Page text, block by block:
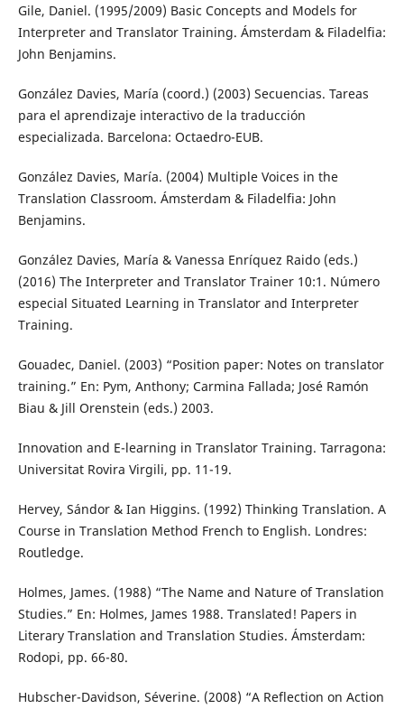
Gile, Daniel. (1995/2009) Basic Concepts and Models for
Interpreter and Translator Training. Ámsterdam & Filadelfia:
John Benjamins.
González Davies, María (coord.) (2003) Secuencias. Tareas
para el aprendizaje interactivo de la traducción
especializada. Barcelona: Octaedro-EUB.
González Davies, María. (2004) Multiple Voices in the
Translation Classroom. Ámsterdam & Filadelfia: John
Benjamins.
González Davies, María & Vanessa Enríquez Raido (eds.)
(2016) The Interpreter and Translator Trainer 10:1. Número
especial Situated Learning in Translator and Interpreter
Training.
Gouadec, Daniel. (2003) “Position paper: Notes on translator
training.” En: Pym, Anthony; Carmina Fallada; José Ramón
Biau & Jill Orenstein (eds.) 2003.
Innovation and E-learning in Translator Training. Tarragona:
Universitat Rovira Virgili, pp. 11-19.
Hervey, Sándor & Ian Higgins. (1992) Thinking Translation. A
Course in Translation Method French to English. Londres:
Routledge.
Holmes, James. (1988) “The Name and Nature of Translation
Studies.” En: Holmes, James 1988. Translated! Papers in
Literary Translation and Translation Studies. Ámsterdam:
Rodopi, pp. 66-80.
Hubscher-Davidson, Séverine. (2008) “A Reflection on Action